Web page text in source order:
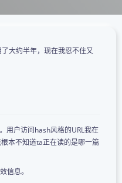
大约半年，现在我忍不住又
用户访问hash风格的URL我在
本不知道ta正在读的是哪一篇
信息。